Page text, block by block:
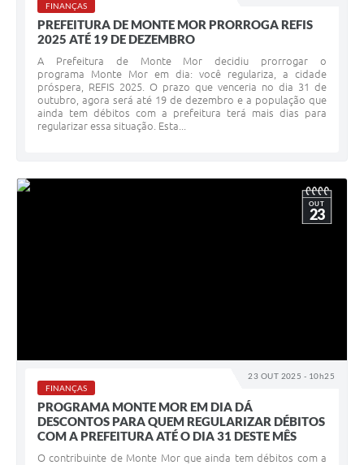
FINANÇAS
PREFEITURA DE MONTE MOR PRORROGA REFIS
2025 ATÉ 19 DE DEZEMBRO
A Prefeitura de Monte Mor decidiu prorrogar o
programa Monte Mor em dia: você regulariza, a cidade
próspera, REFIS 2025. O prazo que venceria no dia 31 de
outubro, agora será até 19 de dezembro e a população que
ainda tem débitos com a prefeitura terá mais dias para
regularizar essa situação. Esta...
23 OUT 2025 - 10h25
OUT
23
FINANÇAS
PROGRAMA MONTE MOR EM DIA DÁ
DESCONTOS PARA QUEM REGULARIZAR DÉBITOS
COM A PREFEITURA ATÉ O DIA 31 DESTE MÊS
O contribuinte de Monte Mor que ainda tem débitos com a